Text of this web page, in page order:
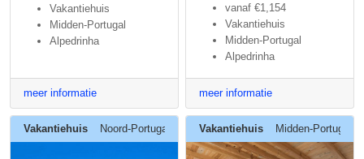
Vakantiehuis
Midden-Portugal
Alpedrinha
meer informatie
vanaf €1,154
Vakantiehuis
Midden-Portugal
Alpedrinha
meer informatie
Vakantiehuis Noord-Portugal Vakantiehuis Midden-Portugal